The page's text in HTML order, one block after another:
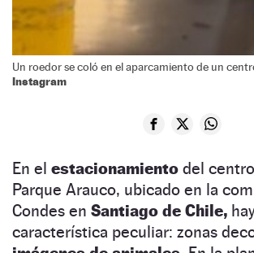
Un roedor se coló en el aparcamiento de un
Instagram
En el estacionamiento del
Parque Arauco, ubicado en la
Condes en Santiago de Chile,
característica peculiar: zonas